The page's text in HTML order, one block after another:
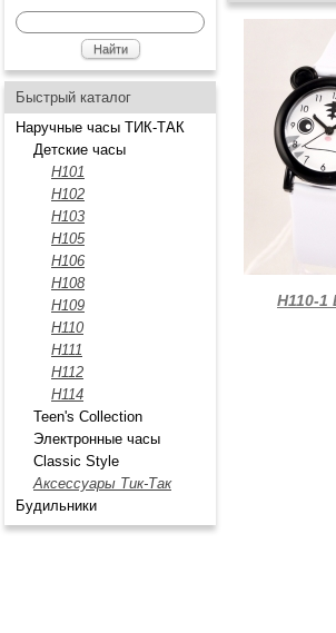
Быстрый каталог
Наручные часы ТИК-ТАК
Детские часы
H101
Н102
H103
H105
Н106
Н108
Н109
Н110
Н111
H112
Н114
Teen's Collection
Электронные часы
Classic Style
Аксессуары Тик-Так
Будильники
Н110-1